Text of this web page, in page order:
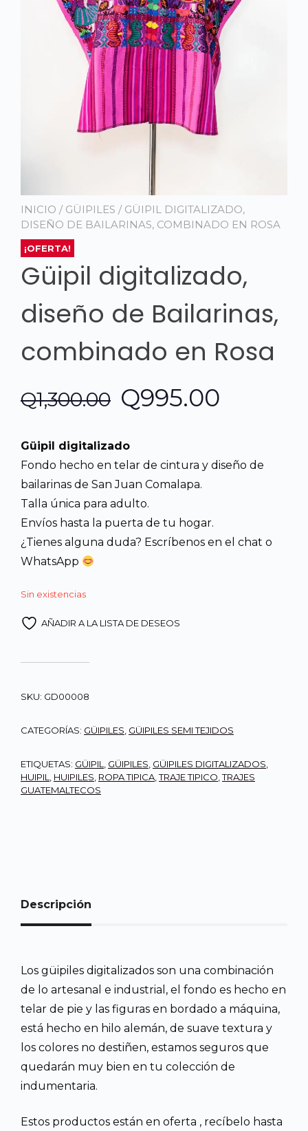
INICIO / GÜIPILES / GÜIPIL DIGITALIZADO,
DISEÑO DE BAILARINAS, COMBINADO EN ROSA
¡OFERTA!
Güipil digitalizado,
diseño de Bailarinas,
combinado en Rosa
Q1,300.00 El
original
era:
Q1,300.00.
Q995.00
actual
Güipil digitalizado
Fondo hecho en telar de cintura y diseño de
bailarinas de San Juan Comalapa.
Talla única para adulto.
Envíos hasta la puerta de tu hogar.
¿Tienes alguna duda? Escríbenos en el chat o
WhatsApp
Sin existencias
AÑADIR A LA LISTA DE DESEOS
SKU: GD00008
CATEGORÍAS: GÜIPILES GÜIPILES SEMI TEJIDOS
ETIQUETAS: GÜIPIL GÜIPILES GÜIPILES DIGITALIZADOS
HUIPIL
HUIPILES ROPA TIPICA ,TRAJE TIPICO ,TRAJES
GUATEMALTECOS
Descripción
Los güipiles digitalizados son una combinación
de lo artesanal e industrial, el fondo es hecho en
telar de pie y las figuras en bordado a máquina,
está hecho en hilo alemán, de suave textura y
los colores no destiñen, estamos seguros que
quedarán muy bien en tu colección de
indumentaria.
Estos productos están en oferta , recíbelo hasta